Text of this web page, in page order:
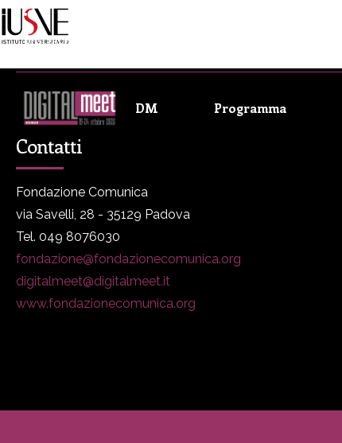
DIGITALmeet è un progetto promosso da Fondazione Comunica
DM Programma
Contatti
Fondazione Comunica
via Savelli, 28 - 35129 Padova
Tel. 049 8076030
fondazione@fondazionecomunica.org
digitalmeet@digitalmeet.it
www.fondazionecomunica.org